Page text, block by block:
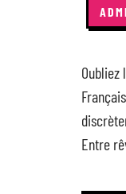
Oubliez
Entre